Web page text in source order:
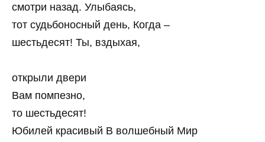
смотри назад. Улыбаясь,
тот судьбоносный день, Когда –
шестьдесят! Ты, вздыхая,
открыли двери
Вам помпезно,
то шестьдесят!
Юбилей красивый В волшебный Мир